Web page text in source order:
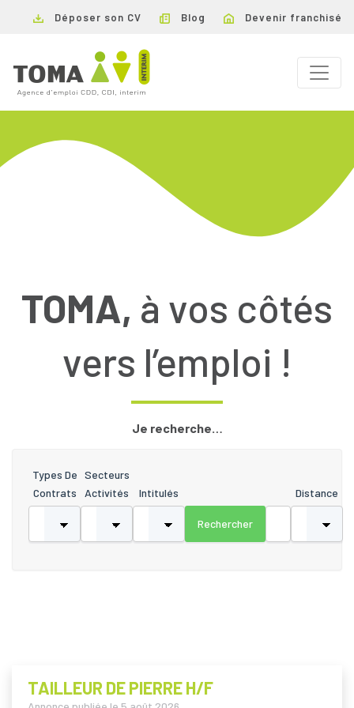
Déposer son CV Blog Devenir franchisé
TOMA, à vos côtés
vers l’emploi !
Je recherche…
Distance
Types De
Contrats
Secteurs
Activités
Intitulés
TAILLEUR DE PIERRE H/F